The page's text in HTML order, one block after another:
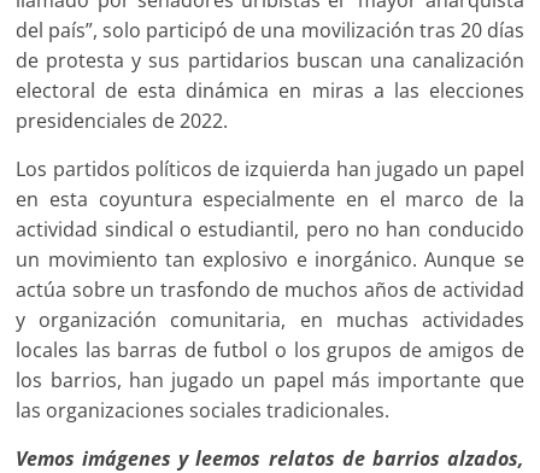
del país”, solo participó de una movilización tras 20 días
de protesta y sus partidarios buscan una canalización
electoral de esta dinámica en miras a las elecciones
presidenciales de 2022.
Los partidos políticos de izquierda han jugado un papel
en esta coyuntura especialmente en el marco de la
actividad sindical o estudiantil, pero no han conducido
un movimiento tan explosivo e inorgánico. Aunque se
actúa sobre un trasfondo de muchos años de actividad
y organización comunitaria, en muchas actividades
locales las barras de futbol o los grupos de amigos de
los barrios, han jugado un papel más importante que
las organizaciones sociales tradicionales.
Vemos imágenes y leemos relatos de barrios alzados,